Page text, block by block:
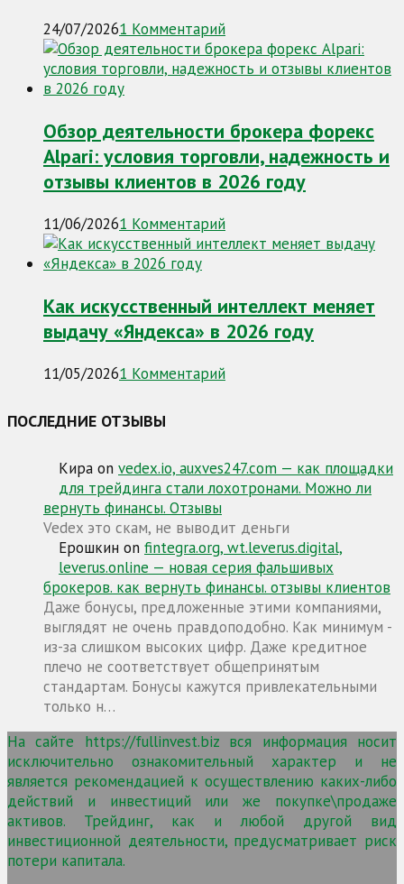
24/07/20261 Комментарий
Обзор деятельности брокера форекс
Alpari: условия торговли, надежность и
отзывы клиентов в 2026 году
11/06/20261 Комментарий
Как искусственный интеллект меняет
выдачу «Яндекса» в 2026 году
11/05/20261 Комментарий
ПОСЛЕДНИЕ ОТЗЫВЫ
Кира on vedex.io, auxves247.com — как площадки
для трейдинга стали лохотронами. Можно ли
вернуть финансы. Отзывы
Vedex это скам, не выводит деньги
Ерошкин on fintegra.org, wt.leverus.digital,
leverus.online — новая серия фальшивых
брокеров. как вернуть финансы. отзывы клиентов
Даже бонусы, предложенные этими компаниями,
выглядят не очень правдоподобно. Как минимум -
из-за слишком высоких цифр. Даже кредитное
плечо не соответствует общепринятым
стандартам. Бонусы кажутся привлекательными
только н…
На сайте https://fullinvest.biz вся информация носит
исключительно ознакомительный характер и не
является рекомендацией к осуществлению каких-либо
действий и инвестиций или же покупке\продаже
активов. Трейдинг, как и любой другой вид
инвестиционной деятельности, предусматривает риск
потери капитала.